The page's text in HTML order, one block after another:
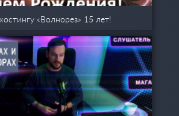
«Волнорез» 15 лет!